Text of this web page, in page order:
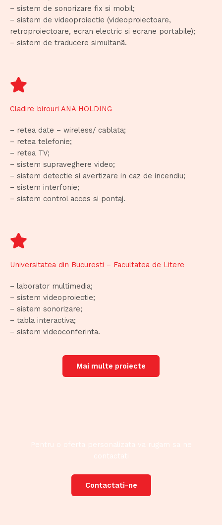
– sistem de sonorizare fix si mobil;
– sistem de videoproiectie (videoproiectoare,
retroproiectoare, ecran electric si ecrane portabile);
– sistem de traducere simultanã.
Cladire birouri ANA HOLDING
– retea date – wireless/ cablata;
– retea telefonie;
– retea TV;
– sistem supraveghere video;
– sistem detectie si avertizare in caz de incendiu;
– sistem interfonie;
– sistem control acces si pontaj.
Universitatea din Bucuresti – Facultatea de Litere
– laborator multimedia;
– sistem videoproiectie;
– sistem sonorizare;
– tabla interactiva;
– sistem videoconferinta.
Mai multe proiecte
Pentru o oferta personalizata va rugam sa ne
contactati
Contactati-ne